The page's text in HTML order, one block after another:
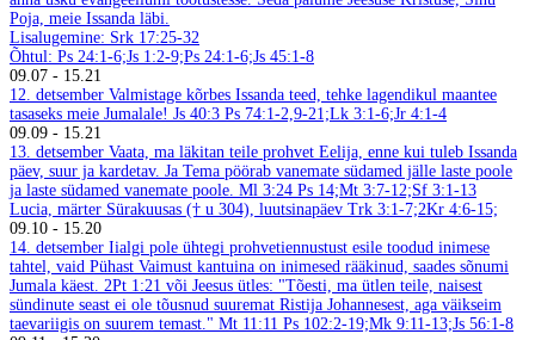
Poja, meie Issanda läbi.
Lisalugemine: Srk 17:25-32
Õhtul: Ps 24:1-6;Js 1:2-9;Ps 24:1-6;Js 45:1-8
09.07 - 15.21
12. detsember Valmistage kõrbes Issanda teed, tehke lagendikul maantee
tasaseks meie Jumalale! Js 40:3 Ps 74:1-2,9-21;Lk 3:1-6;Jr 4:1-4
09.09 - 15.21
13. detsember Vaata, ma läkitan teile prohvet Eelija, enne kui tuleb Issanda
päev, suur ja kardetav. Ja Tema pöörab vanemate südamed jälle laste poole
ja laste südamed vanemate poole. Ml 3:24 Ps 14;Mt 3:7-12;Sf 3:1-13
Lucia, märter Sürakuusas († u 304), luutsinapäev Trk 3:1-7;2Kr 4:6-15;
09.10 - 15.20
14. detsember Iialgi pole ühtegi prohvetiennustust esile toodud inimese
tahtel, vaid Pühast Vaimust kantuina on inimesed rääkinud, saades sõnumi
Jumala käest. 2Pt 1:21 või Jeesus ütles: "Tõesti, ma ütlen teile, naisest
sündinute seast ei ole tõusnud suuremat Ristija Johannesest, aga väikseim
taevariigis on suurem temast." Mt 11:11 Ps 102:2-19;Mk 9:11-13;Js 56:1-8